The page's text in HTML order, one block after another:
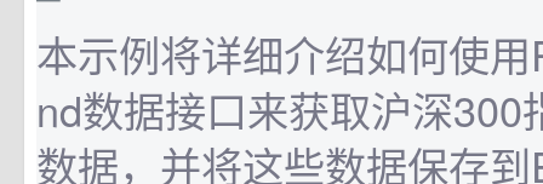
本示例将详细介绍如何使
nd数据接口来获取沪深300
数据，并将这些数据保存